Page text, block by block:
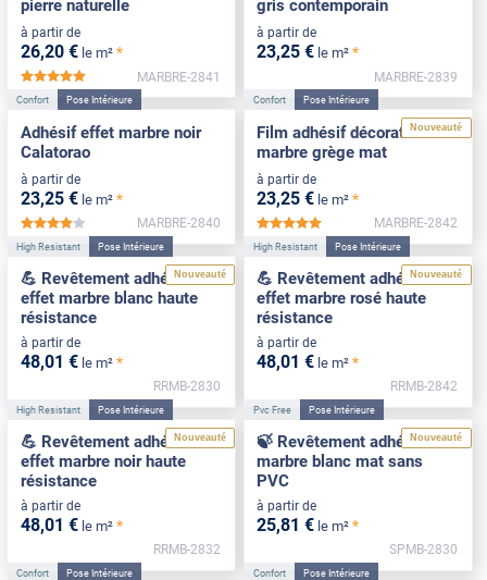
pierre naturelle
à partir de
26,20 € le m² *
*****
MARBRE-2841
gris contemporain
à partir de
23,25 € le m² *
MARBRE-2839
Confort Pose Intérieure
Adhésif effet marbre noir
Calatorao
à partir de
23,25 € le m² *
*****
MARBRE-2840
Nouveauté
Confort Pose Intérieure
Film adhésif décoratif effet
marbre grège mat
à partir de
23,25 € le m² *
MARBRE-2842
Nouveauté
High Resistant Pose Intérieure
💪 Revêtement adhésif
effet marbre blanc haute
résistance
à partir de
48,01 € le m² *
RRMB-2830
Nouveauté
High Resistant Pose Intérieure
💪 Revêtement adhésif
effet marbre rosé haute
résistance
à partir de
48,01 € le m² *
RRMB-2842
Nouveauté
High Resistant Pose Intérieure
💪 Revêtement adhésif
effet marbre noir haute
résistance
à partir de
48,01 € le m² *
RRMB-2832
Nouveauté
Pvc Free Pose Intérieure
🍃 Revêtement adhésif
marbre blanc mat sans
PVC
à partir de
25,81 € le m² *
SPMB-2830
Confort Pose Intérieure Confort Pose Intérieure